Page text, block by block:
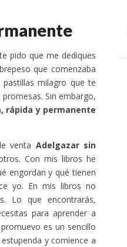
pido que me dediques
que comenzaba
milagro que te
Sin embargo,
rápida y permanente
venta Adelgazar sin
Con mis libros he
engordan y qué tienen
yo. En mis libros no
Lo que encontrarás,
para aprender a
es un sencillo
y comience a